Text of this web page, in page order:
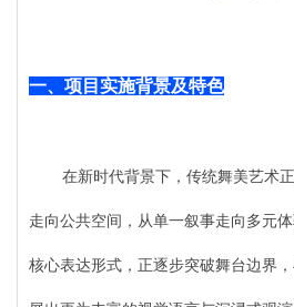
一、 项目实施背景及特色
在新时代背景下，传统舞美艺术
走向公共空间，从单一叙事走向多元
核心表达形式，正逐步突破舞台边界